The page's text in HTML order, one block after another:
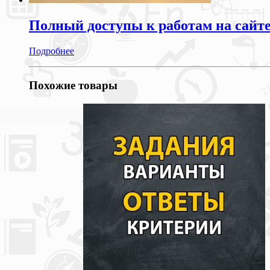
Полный доступы к работам на
Подробнее
Похожие товары